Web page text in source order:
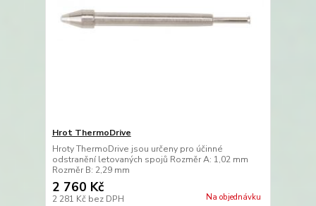
Hrot ThermoDrive
Hroty ThermoDrive jsou určeny pro účinné
odstranění letovaných spojů Rozměr A: 1,02 mm
Rozměr B: 2,29 mm
2 760 Kč
2 281 Kč bez DPH Na objednávku